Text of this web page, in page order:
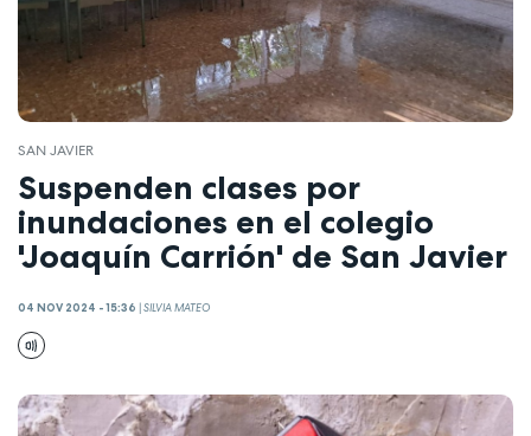
SAN JAVIER
Suspenden clases por
inundaciones en el colegio
'Joaquín Carrión' de San Javier
04 NOV 2024 - 15:36 SILVIA MATEO